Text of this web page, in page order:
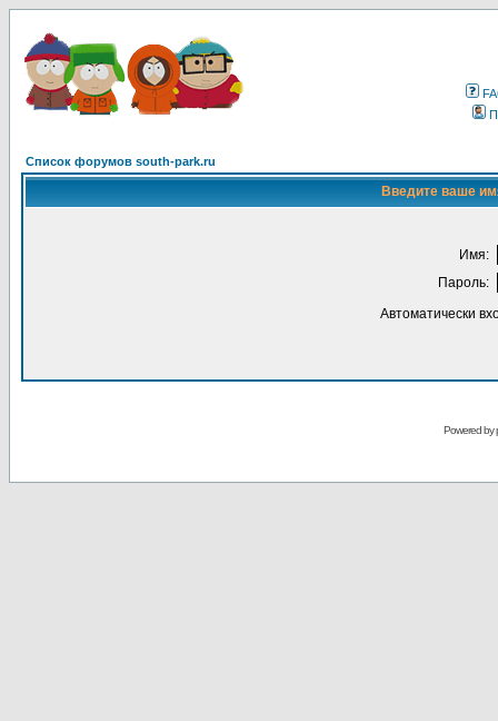
Список форумов south-park.ru
Введите ваше
Имя:
Пароль:
Автоматически
Powered by